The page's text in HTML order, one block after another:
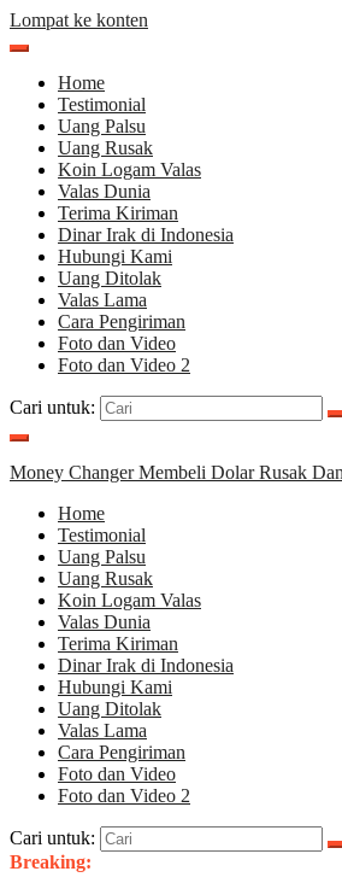
Lompat ke konten
Home
Testimonial
Uang Palsu
Uang Rusak
Koin Logam Valas
Valas Dunia
Terima Kiriman
Dinar Irak di Indonesia
Hubungi Kami
Uang Ditolak
Valas Lama
Cara Pengiriman
Foto dan Video
Foto dan Video 2
Cari untuk:
Money Changer Membeli Dolar Rusak
Home
Testimonial
Uang Palsu
Uang Rusak
Koin Logam Valas
Valas Dunia
Terima Kiriman
Dinar Irak di Indonesia
Hubungi Kami
Uang Ditolak
Valas Lama
Cara Pengiriman
Foto dan Video
Foto dan Video 2
Cari untuk:
Breaking: